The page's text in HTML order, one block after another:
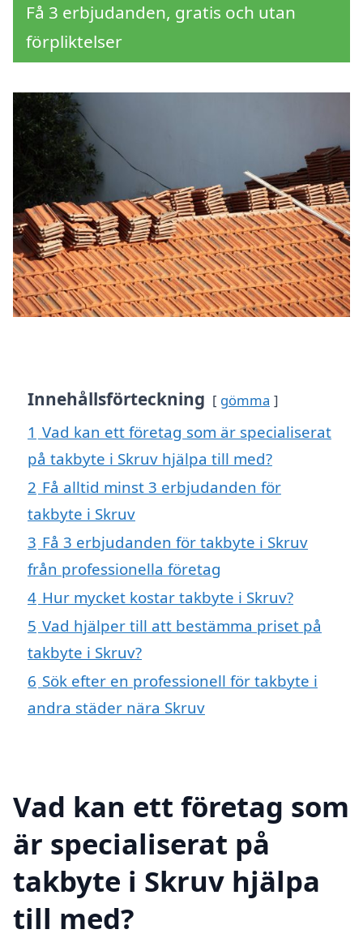
Få 3 erbjudanden, gratis och utan
förpliktelser
Innehållsförteckning gömma
1 Vad kan ett företag som är specialiserat
på takbyte i Skruv hjälpa till med?
2 Få alltid minst 3 erbjudanden för
takbyte i Skruv
3 Få 3 erbjudanden för takbyte i Skruv
från professionella företag
4 Hur mycket kostar takbyte i Skruv?
5 Vad hjälper till att bestämma priset på
takbyte i Skruv?
6 Sök efter en professionell för takbyte i
andra städer nära Skruv
Vad kan ett företag som
är specialiserat på
takbyte i Skruv hjälpa
till med?